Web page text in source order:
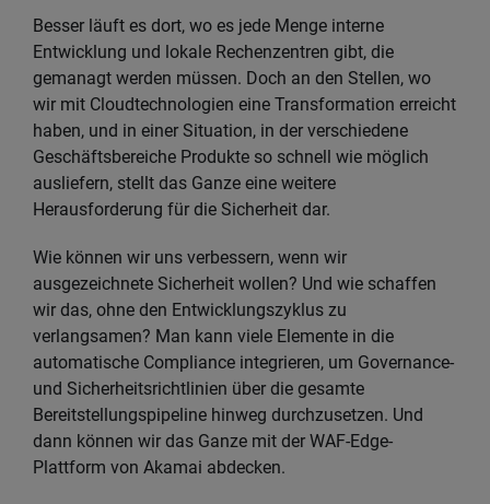
Besser läuft es dort, wo es jede Menge interne
Entwicklung und lokale Rechenzentren gibt, die
gemanagt werden müssen. Doch an den Stellen, wo
wir mit Cloudtechnologien eine Transformation erreicht
haben, und in einer Situation, in der verschiedene
Geschäftsbereiche Produkte so schnell wie möglich
ausliefern, stellt das Ganze eine weitere
Herausforderung für die Sicherheit dar.
Wie können wir uns verbessern, wenn wir
ausgezeichnete Sicherheit wollen? Und wie schaffen
wir das, ohne den Entwicklungszyklus zu
verlangsamen? Man kann viele Elemente in die
automatische Compliance integrieren, um Governance-
und Sicherheitsrichtlinien über die gesamte
Bereitstellungspipeline hinweg durchzusetzen. Und
dann können wir das Ganze mit der WAF-Edge-
Plattform von Akamai abdecken.